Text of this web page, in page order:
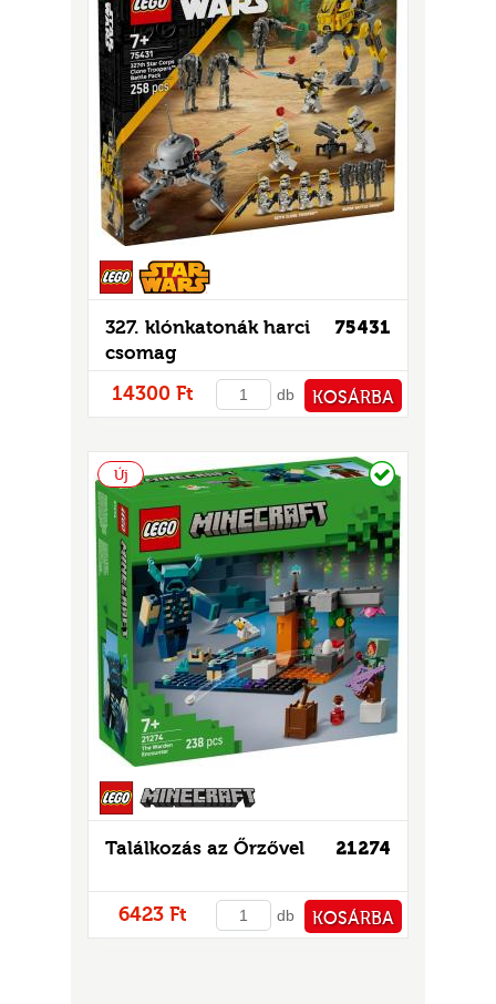
75431
327. klónkatonák harci
csomag
14300 Ft db KOSÁRBA
Új
21274
Találkozás az Őrzővel
6423 Ft db KOSÁRBA